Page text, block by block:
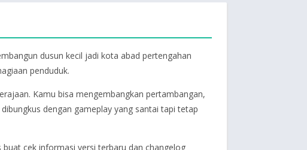
dusun kecil jadi kota abad pertengahan
penduduk.
Kamu bisa mengembangkan pertambangan,
dengan gameplay yang santai tapi tetap
cek informasi versi terbaru dan changelog